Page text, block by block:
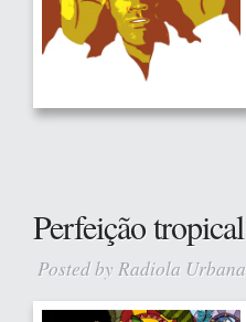
Perfeição tropical
Posted by Radiola Urbana